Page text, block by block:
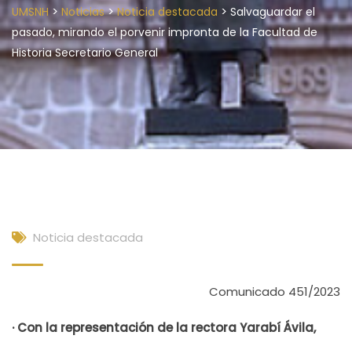
UMSNH > Noticias>Noticia destacada > Salvaguardar el
pasado, mirando el porvenir impronta de la Facultad de
Historia Secretario General
Noticia destacada
Comunicado 451/2023
· Con la representación de la rectora Yarabí Ávila,